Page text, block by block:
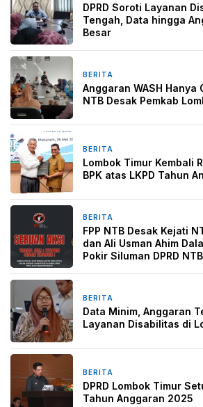
DPRD Soroti Layanan
Tengah, Data hingga
Besar
BERITA
Anggaran WASH Hanya
NTB Desak Pemkab
BERITA
Lombok Timur Kembali
BPK atas LKPD Tahun
BERITA
FPP NTB Desak Kejati
dan Ali Usman Ahim
Pokir Siluman DPRD NTB
BERITA
Data Minim, Anggaran
Layanan Disabilitas di
BERITA
DPRD Lombok Timur
Tahun Anggaran 2025